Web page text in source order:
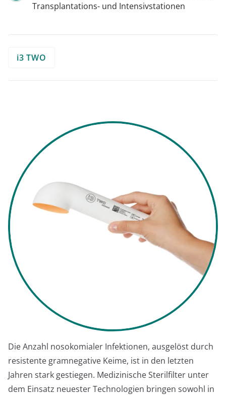
Transplantations- und Intensivstationen
i3 TWO
Die Anzahl nosokomialer Infektionen, ausgelöst durch
resistente gramnegative Keime, ist in den letzten
Jahren stark gestiegen. Medizinische Sterilfilter unter
dem Einsatz neuester Technologien bringen sowohl in